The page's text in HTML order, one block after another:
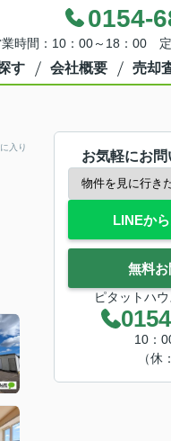
0154-
時間：10：00～18：00
す 会社概要 売却
入り
お気軽にお
LINEか
無料
ピタットハウ
10：
（休